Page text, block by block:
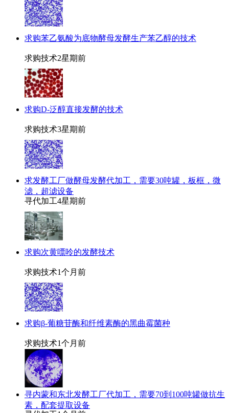
求购苯乙氨酸为底物酵母发酵生产苯乙醇的技术
求购技术2星期前
求购D-泛醇直接发酵的技术
求购技术3星期前
求发酵工厂做酵母发酵代加工，需要30吨罐，板框，微
滤，超滤设备
寻代加工4星期前
求购次黄嘌呤的发酵技术
求购技术1个月前
求购β-葡糖苷酶和纤维素酶的黑曲霉菌种
求购技术1个月前
寻内蒙和东北发酵工厂代加工，需要70到100吨罐做抗生
素，配套提取设备